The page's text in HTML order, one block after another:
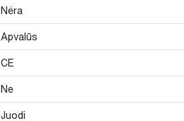
Nėra
Apvalūs
CE
Ne
Juodi